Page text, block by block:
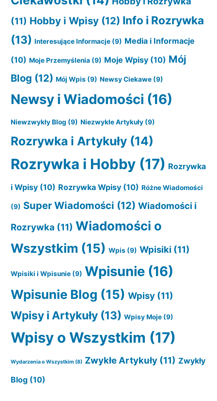
(11) Hobby i Wpisy (12) Info i Rozrywka
(13) Interesujące Informacje (9) Media i Informacje
(10) Moje Przemyślenia (9) Moje Wpisy (10) Mój
Blog (12) Mój Wpis (9) Newsy Ciekawe (9)
Newsy i Wiadomości (16)
Niewzwykły Blog (9) Niezwykłe Artykuły (9)
Rozrywka i Artykuły (14)
Rozrywka i Hobby (17) Rozrywka
i Wpisy (10) Rozrywka Wpisy (10) Różne Wiadomości
(9) Super Wiadomości (12) Wiadomości i
Rozrywka (11) Wiadomości o
Wszystkim (15) Wpis (9) Wpisiki (11)
Wpisiki i Wpisunie (9) Wpisunie (16)
Wpisunie Blog (15) Wpisy (11)
Wpisy i Artykuły (13) Wpisy Moje (9)
Wpisy o Wszystkim (17)
Wydarzenia o Wszystkim (8) Zwykłe Artykuły (11) Zwykły
Blog (10)